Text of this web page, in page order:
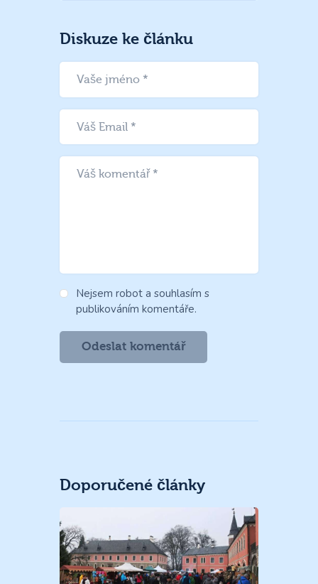
Diskuze ke článku
Nejsem robot a souhlasím s
publikováním komentáře.
Doporučené články